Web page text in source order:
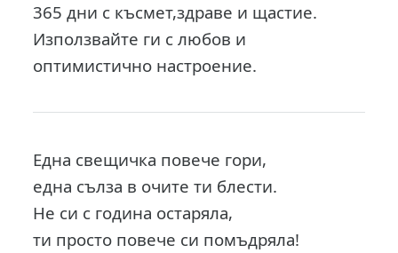
365 дни с късмет,здраве и щастие.
Използвайте ги с любов и
оптимистично настроение.
Една свещичка повече гори,
една сълза в очите ти блести.
Не си с година остаряла,
ти просто повече си помъдряла!